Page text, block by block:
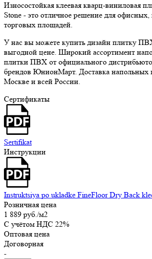
Износостойкая клеевая кварц-виниловая
Stone - это отличное решение для
торговых площадей.
У нас вы можете купить дизайн плитку
выгодной цене. Широкий ассортимент
плитки ПВХ от официального
брендов ЮнионМарт. Доставка напольных
Москве и всей России.
Сертификаты
Sertifikat
Инструкции
Instruktsiya po ukladke FineFloor Dry Back
Розничная цена
1 889 руб./м2
C учётом НДС 22%
Оптовая цена
Договорная
-